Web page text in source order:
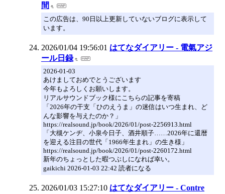
間
この広告は、90日以上更新していないブログに表示して
います。
2026/01/04 19:56:01 はてなダイアリー - 電氣アジ
ール日録
2026-01-03
あけましておめでとうございます
今年もよろしくお願いします。
リアルサウンドブック様にこちらの記事を寄稿
「2026年の干支「ひのえうま」の迷信はいつ生まれ、ど
んな影響を与えたのか？」
https://realsound.jp/book/2026/01/post-2256913.html
「大槻ケンヂ、小泉今日子、酒井順子……2026年に還暦
を迎える注目の世代「1966年生まれ」の生き様」
https://realsound.jp/book/2026/01/post-2260172.html
新年のちょっとした暇つぶしになれば幸い。
gaikichi 2026-01-03 22:42 読者になる
2026/01/03 15:27:10 はてなダイアリー - Contre